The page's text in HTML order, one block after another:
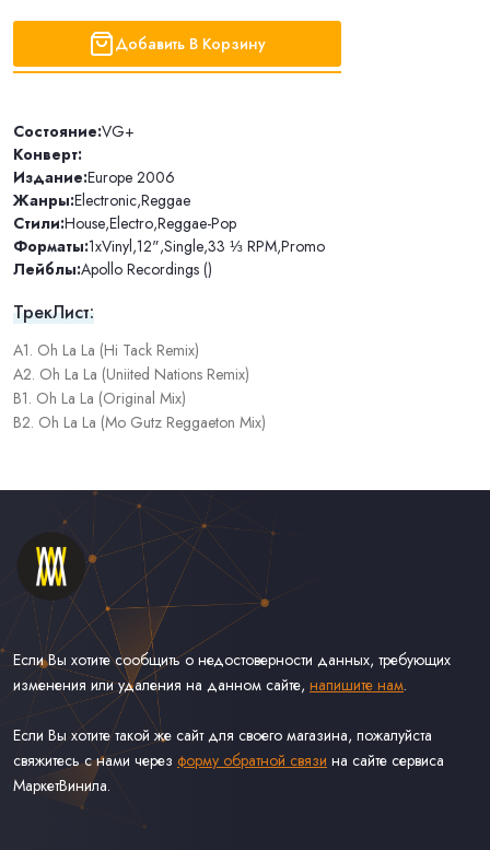
Добавить В Корзину
Состояние:VG+
Конверт:
Издание:Europe 2006
Жанры:Electronic,Reggae
Стили:House,Electro,Reggae-Pop
Форматы:1xVinyl,12",Single,33 ⅓ RPM,Promo
Лейблы:Apollo Recordings ()
ТрекЛист:
A1. Oh La La (Hi Tack Remix)
A2. Oh La La (Uniited Nations Remix)
B1. Oh La La (Original Mix)
B2. Oh La La (Mo Gutz Reggaeton Mix)
Если Вы хотите сообщить о недостоверности данных, требующих
изменения или удаления на данном сайте, напишите нам.
Если Вы хотите такой же сайт для своего магазина, пожалуйста
свяжитесь с нами через форму обратной связи на сайте сервиса
МаркетВинила.
Каталог Винила, CD и Кассет